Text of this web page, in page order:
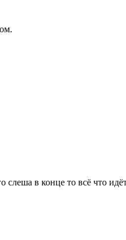
слеша в конце то всё что